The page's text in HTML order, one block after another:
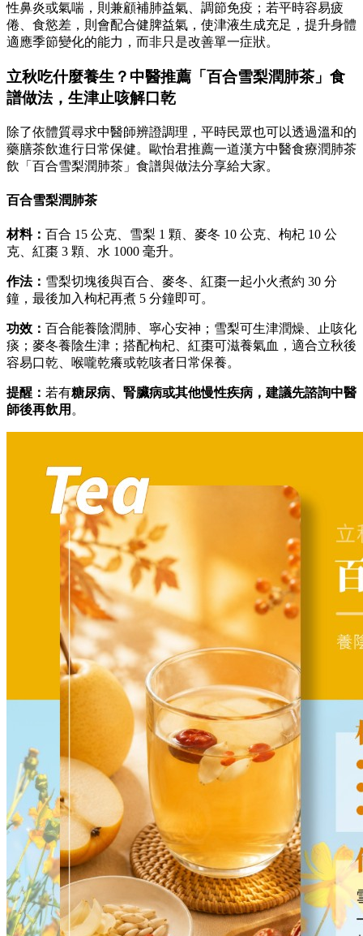
性鼻炎或氣喘，則兼顧補肺益氣、調節免疫；若平時容易疲
倦、食慾差，則會配合健脾益氣，使津液生成充足，提升身體
適應季節變化的能力，而非只是改善單一症狀。
立秋吃什麼養生？中醫推薦「百合雪梨潤肺茶」食
譜做法，生津止咳解口乾
除了依體質尋求中醫師辨證調理，平時民眾也可以透過溫和的
藥膳茶飲進行日常保健。歐怡君推薦一道漢方中醫食療潤肺茶
飲「百合雪梨潤肺茶」食譜與做法分享給大家。
百合雪梨潤肺茶
材料： 百合 15 公克、雪梨 1 顆、麥冬 10 公克、枸杞 10 公
克、紅棗 3 顆、水 1000 毫升。
作法： 雪梨切塊後與百合、麥冬、紅棗一起小火煮約 30 分
鐘，最後加入枸杞再煮 5 分鐘即可。
功效： 百合能養陰潤肺、寧心安神；雪梨可生津潤燥、止咳化
痰；麥冬養陰生津；搭配枸杞、紅棗可滋養氣血，適合立秋後
容易口乾、喉嚨乾癢或乾咳者日常保養。
提醒： 若有糖尿病、腎臟病或其他慢性疾病，建議先諮詢中醫
師後再飲用 。